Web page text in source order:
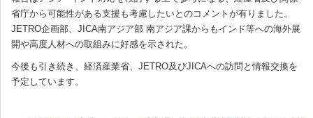
省庁から可能性がある支援も考慮したいとのコメントが有りました。
JETRO企画部、JICA南アジア部 南アジア課からもインド等への海外展
開や高度人材への取組みに好感を示された。
今後も引き続き、経済産業省、JETRO及びJICAへの訪問と情報交換を
予定しています。